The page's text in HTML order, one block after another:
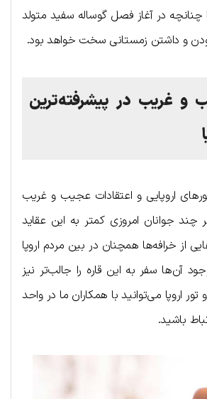
چنانچه در آغاز فصل گوساله سفید متولد
و داشتن زمستانی سخت خواهد بود.
و غریب در پیشرفته‌ترین
اروپایی و اعتقادات عجیب و غریب
جوانان امروزی کمتر به این عقاید
از خرافه‌ها همچنان در بین مردم اروپا
آن‌ها سفر به این قاره را جالب‌تر نیز
اروپا می‌توانید با همکاران ما در واحد
باشید.